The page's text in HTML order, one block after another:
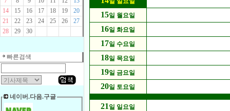
14
15 16 17 18 19
20
21
22 23 24 25 26
27
28
29 30
빠른검색
네이버.다음.구글
15일 월요일
16일 화요일
17일 수요일
18일 목요일
19일 금요일
20일 토요일
21 일 일요일